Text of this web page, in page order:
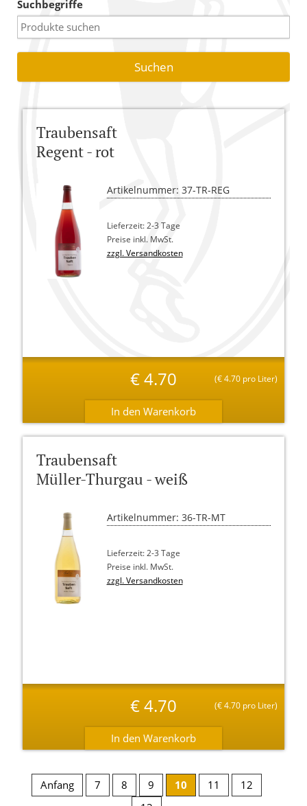
Warenkorb
Versandkosten
AGB
Kasse
Suchbegriffe
Traubensaft
Regent - rot
Artikelnummer: 37-TR-REG
Lieferzeit: 2-3 Tage
Preise inkl. MwSt.
zzgl. Versandkosten
€4.70 (€4.70 pro Liter)
Traubensaft
Müller-Thurgau - weiß
Artikelnummer: 36-TR-MT
Lieferzeit: 2-3 Tage
Preise inkl. MwSt.
zzgl. Versandkosten
€4.70 (€4.70 pro Liter)
Anfang 7 8 9 10 11
12